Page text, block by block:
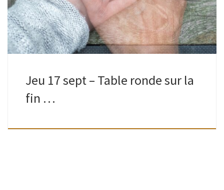
aux questions non abordées et […]
Jeu 17 sept – Table ronde sur la
fin …